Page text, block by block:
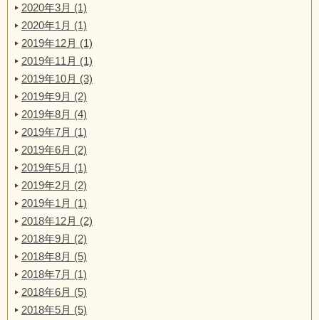
2020年3月 (1)
2020年1月 (1)
2019年12月 (1)
2019年11月 (1)
2019年10月 (3)
2019年9月 (2)
2019年8月 (4)
2019年7月 (1)
2019年6月 (2)
2019年5月 (1)
2019年2月 (2)
2019年1月 (1)
2018年12月 (2)
2018年9月 (2)
2018年8月 (5)
2018年7月 (1)
2018年6月 (5)
2018年5月 (5)